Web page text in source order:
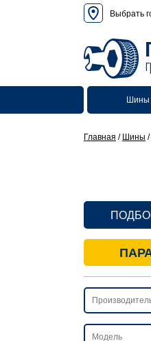
Выбрать
Шины
Главная / Шины /